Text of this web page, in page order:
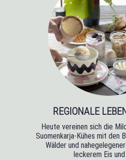
REGIONALE
Heute vereinen sich die
Suomenkarja-Kühes mit den
Wälder und
leckerem Eis